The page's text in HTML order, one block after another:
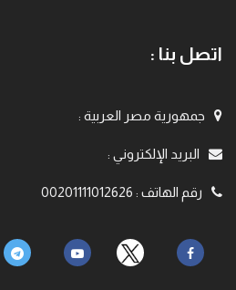
اتصل بنا :
جمهورية مصر العربية :
البريد الإلكتروني :
رقم الهاتف :
00201111012626